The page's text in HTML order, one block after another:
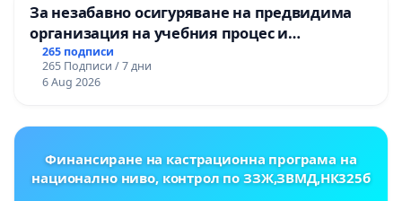
За незабавно осигуряване на предвидима
организация на учебния процес и
гарантиране на правото на равнопоставено
и качествено образование на учениците от
ОУ „Княз Александър I“ и Хуманитарна
265 подписи
265 Подписи / 7 дни
6 Aug 2026
Финансиране на кастрационна програма на
национално ниво, контрол по ЗЗЖ,ЗВМД,НК325б